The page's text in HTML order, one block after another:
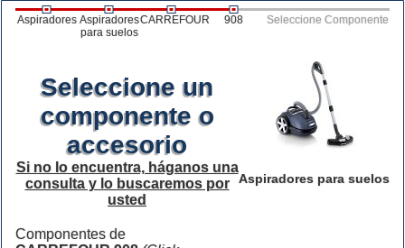
Aspiradores Aspiradores
para suelos
CARREFOUR 908 Seleccione Componente
Aspiradores para suelos
Seleccione un
componente o
accesorio
Si no lo encuentra, háganos una
consulta y lo buscaremos por
usted
Componentes de